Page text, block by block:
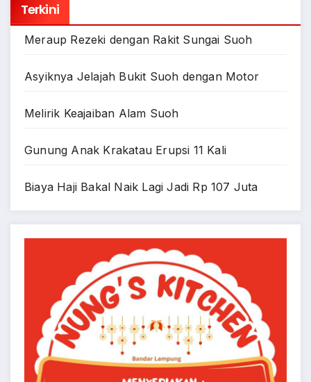
Terkini
Meraup Rezeki dengan Rakit Sungai Suoh
Asyiknya Jelajah Bukit Suoh dengan Motor
Melirik Keajaiban Alam Suoh
Gunung Anak Krakatau Erupsi 11 Kali
Biaya Haji Bakal Naik Lagi Jadi Rp 107 Juta